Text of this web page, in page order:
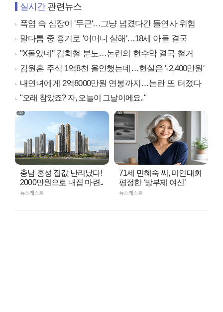
실시간관련뉴스
폭염 속 심장이 '두근'…그냥 넘겼다간 돌연사 위험
말다툼 중 흉기로 '어머니 살해'…18세 아들 결국
"X돌았네" 김희철 분노…논란의 현수막 결국 철거
김원훈 주식 1억8천 올인했는데…현실은 '-2,400만원'
내연녀에게 2억8000만원 연봉까지…논란 또 터졌다
"오래 참았죠? 자, 오늘이 그날이에요.."
충남 홍성 집값 난리났다!
2000만원으로 내집 마련..
뉴스캐스트
71세 민혜숙 씨, 미인대회
평정한 ‘방부제 여신’
뉴스캐스트